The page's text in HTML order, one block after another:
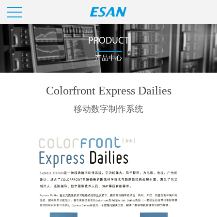
PRODUCT
产品中心
Colorfront Express Dailies
移动数字制作系统